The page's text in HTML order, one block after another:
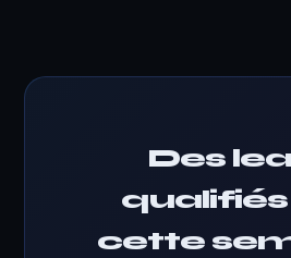
Des
cette